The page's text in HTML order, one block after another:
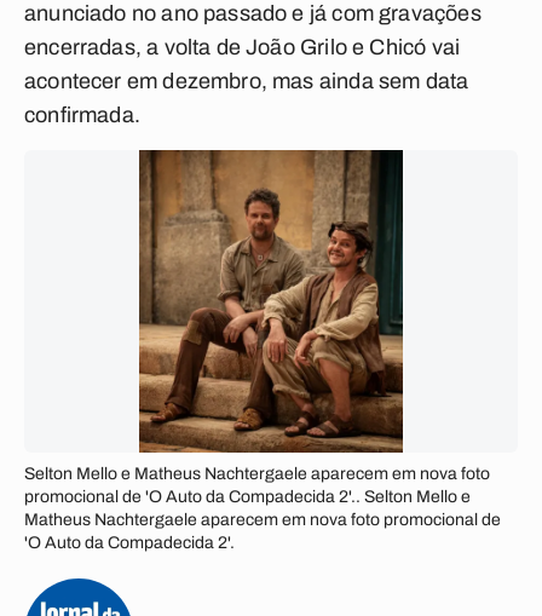
anunciado no ano passado e já com gravações
encerradas, a volta de João Grilo e Chicó vai
acontecer em dezembro, mas ainda sem data
confirmada.
Selton Mello e Matheus Nachtergaele aparecem em nova foto
promocional de 'O Auto da Compadecida 2'.. Selton Mello e
Matheus Nachtergaele aparecem em nova foto promocional de
'O Auto da Compadecida 2'.